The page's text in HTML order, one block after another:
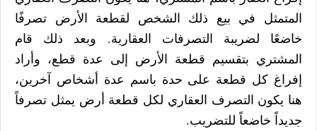
المتمثل في بيع ذلك الشخص لقطعة الأرض تصرفًا
خاضعًا لضريبة التصرفات العقارية. وبعد ذلك قام
المشتري بتقسيم قطعة الأرض إلى عدة قطع، وأراد
إفراغ كل قطعة على حدة باسم عدة أشخاص آخرين،
هنا يكون التصرف العقاري لكل قطعة أرض يمثل تصرفاً
جديداً خاضعاً للتضريب.